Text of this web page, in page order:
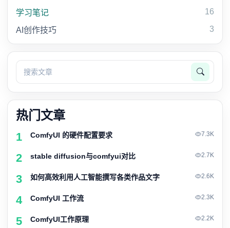
学习笔记 16
AI创作技巧 3
热门文章
1 ComfyUI 的硬件配置要求 7.3K
2 stable diffusion与comfyui对比 2.7K
3 如何高效利用人工智能撰写各类作品文字 2.6K
4 ComfyUI 工作流 2.3K
5 ComfyUI工作原理 2.2K